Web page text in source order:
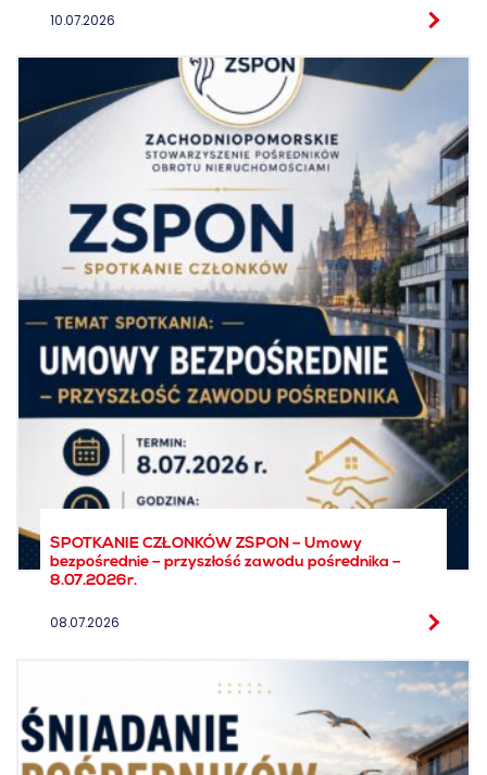
10.07.2026
SPOTKANIE CZŁONKÓW ZSPON – Umowy
bezpośrednie – przyszłość zawodu pośrednika –
8.07.2026r.
08.07.2026